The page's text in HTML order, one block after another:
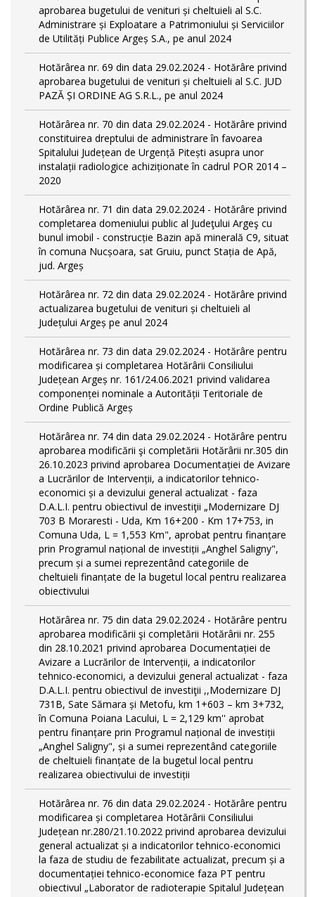
aprobarea bugetului de venituri și cheltuieli al S.C.
Administrare și Exploatare a Patrimoniului și Serviciilor
de Utilități Publice Argeș S.A., pe anul 2024
Hotărârea nr. 69 din data 29.02.2024 - Hotărâre privind
aprobarea bugetului de venituri și cheltuieli al S.C. JUD
PAZĂ ȘI ORDINE AG S.R.L., pe anul 2024
Hotărârea nr. 70 din data 29.02.2024 - Hotărâre privind
constituirea dreptului de administrare în favoarea
Spitalului Județean de Urgență Pitești asupra unor
instalații radiologice achiziționate în cadrul POR 2014 –
2020
Hotărârea nr. 71 din data 29.02.2024 - Hotărâre privind
completarea domeniului public al Judeţului Argeş cu
bunul imobil - construcție Bazin apă minerală C9, situat
în comuna Nucșoara, sat Gruiu, punct Stația de Apă,
jud. Argeș
Hotărârea nr. 72 din data 29.02.2024 - Hotărâre privind
actualizarea bugetului de venituri și cheltuieli al
Județului Argeș pe anul 2024
Hotărârea nr. 73 din data 29.02.2024 - Hotărâre pentru
modificarea și completarea Hotărârii Consiliului
Județean Argeș nr. 161/24.06.2021 privind validarea
componenței nominale a Autorității Teritoriale de
Ordine Publică Argeș
Hotărârea nr. 74 din data 29.02.2024 - Hotărâre pentru
aprobarea modificării şi completării Hotărârii nr.305 din
26.10.2023 privind aprobarea Documentației de Avizare
a Lucrărilor de Intervenții, a indicatorilor tehnico-
economici și a devizului general actualizat - faza
D.A.L.I. pentru obiectivul de investiţii „Modernizare DJ
703 B Moraresti - Uda, Km 16+200 - Km 17+753, in
Comuna Uda, L = 1,553 Km", aprobat pentru finanțare
prin Programul național de investiții „Anghel Saligny",
precum și a sumei reprezentând categoriile de
cheltuieli finanțate de la bugetul local pentru realizarea
obiectivului
Hotărârea nr. 75 din data 29.02.2024 - Hotărâre pentru
aprobarea modificării şi completării Hotărârii nr. 255
din 28.10.2021 privind aprobarea Documentației de
Avizare a Lucrărilor de Intervenții, a indicatorilor
tehnico-economici, a devizului general actualizat - faza
D.A.L.I. pentru obiectivul de investiţii ,,Modernizare DJ
731B, Sate Sămara și Metofu, km 1+603 – km 3+732,
în Comuna Poiana Lacului, L = 2,129 km'' aprobat
pentru finanțare prin Programul național de investiții
„Anghel Saligny", și a sumei reprezentând categoriile
de cheltuieli finanțate de la bugetul local pentru
realizarea obiectivului de investiții
Hotărârea nr. 76 din data 29.02.2024 - Hotărâre pentru
modificarea și completarea Hotărârii Consiliului
Județean nr.280/21.10.2022 privind aprobarea devizului
general actualizat și a indicatorilor tehnico-economici
la faza de studiu de fezabilitate actualizat, precum și a
documentației tehnico-economice faza PT pentru
obiectivul „Laborator de radioterapie Spitalul Județean